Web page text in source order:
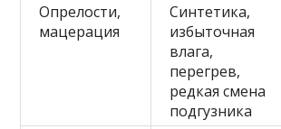
Опрелости,
мацерация
Синтетика,
избыточная
влага,
перегрев,
редкая смена
подгузника